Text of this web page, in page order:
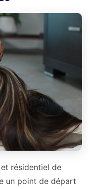
résidentiel de
un point de départ